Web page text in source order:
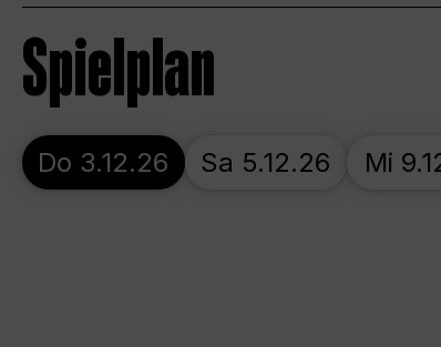
Spielplan
Do 3.12.26 Sa 5.12.26 Mi